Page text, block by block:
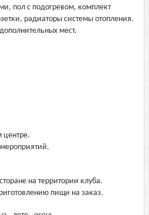
пол с подогревом, комплект
радиаторы системы отопления.
мест.
центре.
на территории клуба.
пищи на заказ.